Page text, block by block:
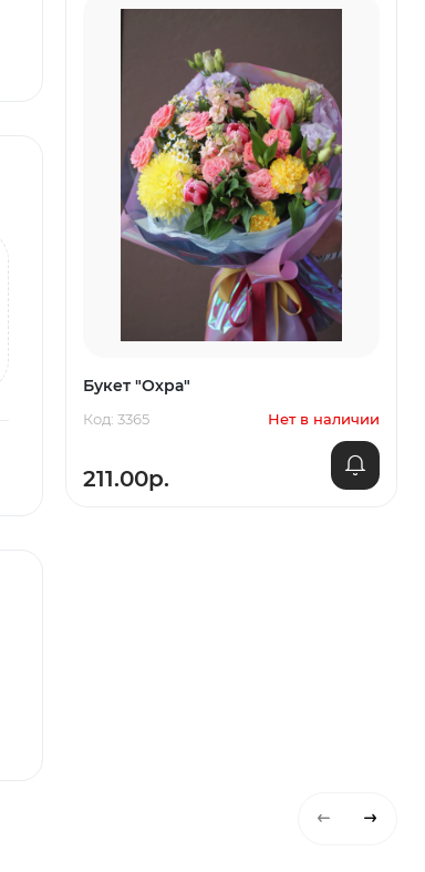
Букет "Охра"
Код: 3365 Нет в наличии
211.00р.